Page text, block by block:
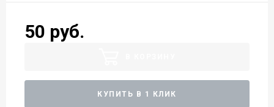
50 руб.
КУПИТЬ В 1 КЛИК